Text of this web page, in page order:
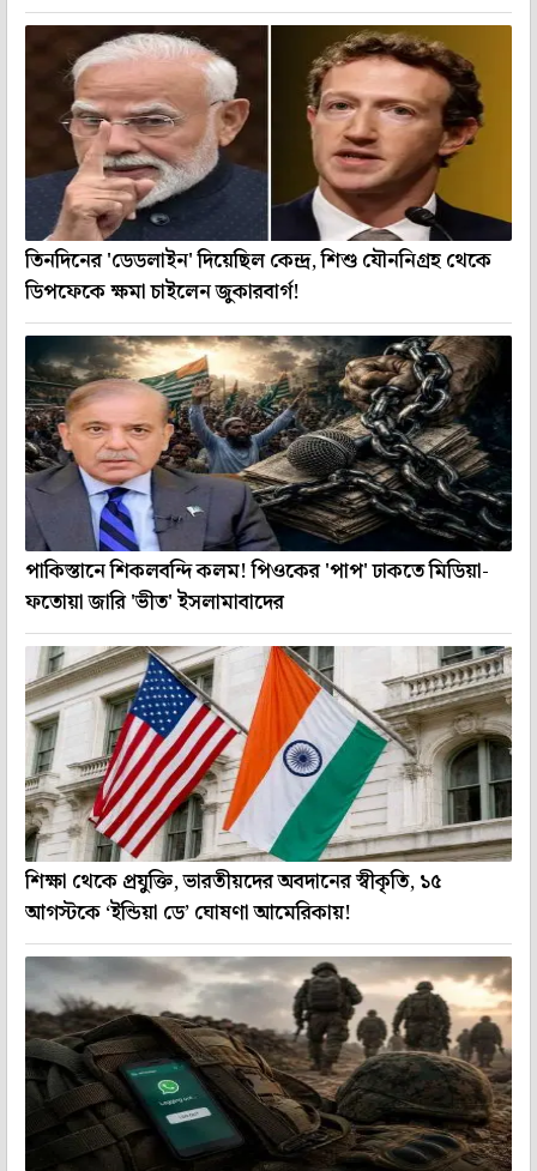
তিনদিনের 'ডেডলাইন' দিয়েছিল কেন্দ্র, শিশু যৌননিগ্রহ থেকে
ডিপফেকে ক্ষমা চাইলেন জুকারবার্গ!
পাকিস্তানে শিকলবন্দি কলম! পিওকের 'পাপ' ঢাকতে মিডিয়া-
ফতোয়া জারি 'ভীত' ইসলামাবাদের
শিক্ষা থেকে প্রযুক্তি, ভারতীয়দের অবদানের স্বীকৃতি, ১৫
আগস্টকে ‘ইন্ডিয়া ডে’ ঘোষণা আমেরিকায়!